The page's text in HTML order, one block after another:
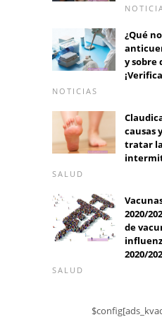
¿Qué
y sobre
NOTICIAS
causas
tratar
SALUD
2020/
de
2020/
SALUD